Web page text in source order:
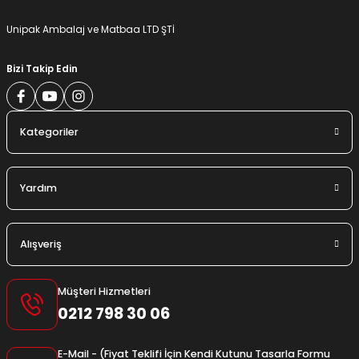
Unipak Ambalaj ve Matbaa LTD ŞTİ
Bizi Takip Edin
Kategoriler
Yardım
Alışveriş
Müşteri Hizmetleri
0212 798 30 06
E-Mail - (Fiyat Teklifi İçin Kendi Kutunu Tasarla Formu